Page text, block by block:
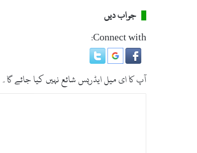
جواب دیں
Connect with:
آپ کا ای میل ایڈریس شائع نہیں کیا جائے گا۔